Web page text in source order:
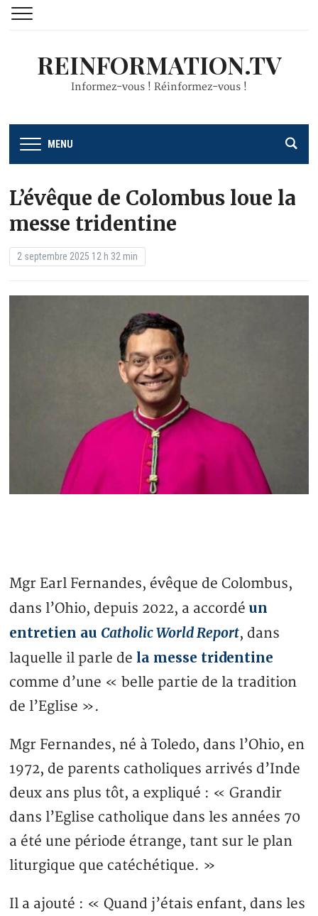
REINFORMATION.TV
Informez-vous ! Réinformez-vous !
MENU
L’évêque de Colombus loue la
messe tridentine
2 septembre 2025 12 h 32 min
Mgr Earl Fernandes, évêque de Colombus,
dans l’Ohio, depuis 2022, a accordéun
entretien au Catholic World Report, dans
laquelle il parle de la messe tridentine
comme d’une « belle partie de la tradition
de l’Eglise ».
Mgr Fernandes, né à Toledo, dans l’Ohio, en
1972, de parents catholiques arrivés d’Inde
deux ans plus tôt, a expliqué : « Grandir
dans l’Eglise catholique dans les années 70
a été une période étrange, tant sur le plan
liturgique que catéchétique. »
Il a ajouté : « Quand j’étais enfant, dans les